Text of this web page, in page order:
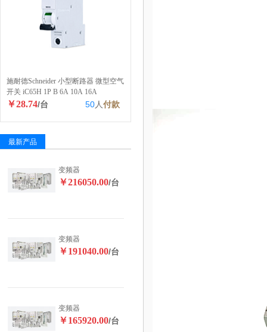
施耐德Schneider 小型断路器 微型空气
开关 iC65H 1P B 6A 10A 16A
￥28.74/台 50人付款
最新产品
变频器
￥216050.00/台
变频器
￥191040.00/台
变频器
￥165920.00/台